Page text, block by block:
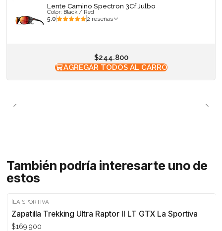
Lente Camino Spectron 3Cf Julbo
Color: Black / Red
5.0
2 reseñas
$244.800
AGREGAR TODOS AL CARRO
También podría interesarte uno de
estos
|LA SPORTIVA
Zapatilla Trekking Ultra Raptor II LT GTX La Sportiva
$169.900